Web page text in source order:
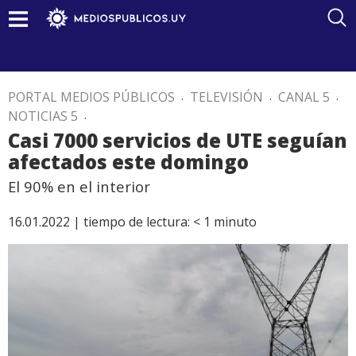
PORTAL MEDIOS PÚBLICOS . TELEVISIÓN . CANAL 5 .
NOTICIAS 5 .
Casi 7000 servicios de UTE seguían
afectados este domingo
El 90% en el interior
16.01.2022 | tiempo de lectura: < 1 minuto